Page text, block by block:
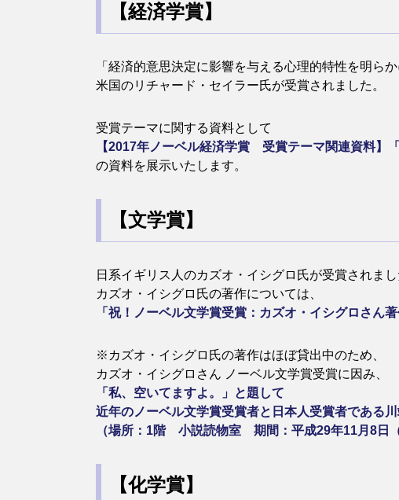
【経済学賞】
「経済的意思決定に影響を与える心理的特性を明ら
米国のリチャード・セイラー氏が受賞されました。
受賞テーマに関する資料として
【2017年ノーベル経済学賞 受賞テーマ関連資料】「
の資料を展示いたします。
【文学賞】
日系イギリス人のカズオ・イシグロ氏が受賞されまし
カズオ・イシグロ氏の著作については、
「祝！ノーベル文学賞受賞：カズオ・イシグロさん著
※カズオ・イシグロ氏の著作はほぼ貸出中のため、
カズオ・イシグロさん ノーベル文学賞受賞に因み、
「私、空いてますよ。」と題して
近年のノーベル文学賞受賞者と日本人受賞者である
（場所：1階 小説読物室 期間：平成29年11月8日（
【化学賞】